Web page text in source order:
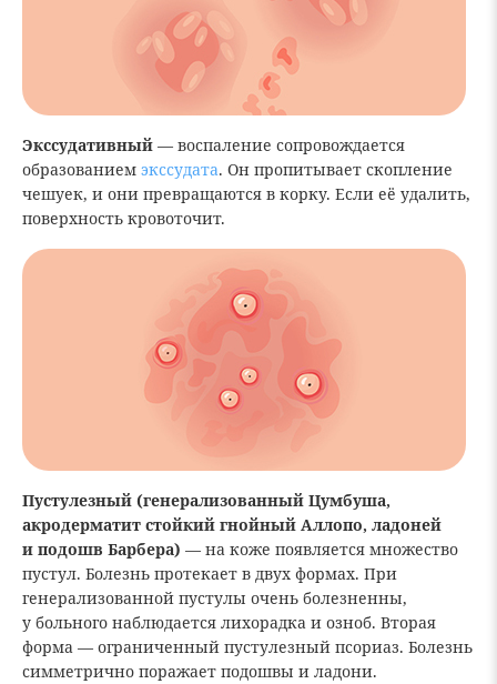
Экссудативный — воспаление сопровождается
образованием экссудата. Он пропитывает скопление
чешуек, и они превращаются в корку. Если её удалить,
поверхность кровоточит.
Пустулезный (генерализованный Цумбуша,
акродерматит стойкий гнойный Аллопо, ладоней
и подошв Барбера) — на коже появляется множество
пустул. Болезнь протекает в двух формах. При
генерализованной пустулы очень болезненны,
у больного наблюдается лихорадка и озноб. Вторая
форма — ограниченный пустулезный псориаз. Болезнь
симметрично поражает подошвы и ладони.